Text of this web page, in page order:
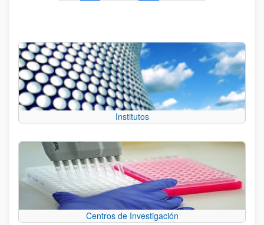
Institutos
Centros de Investigación